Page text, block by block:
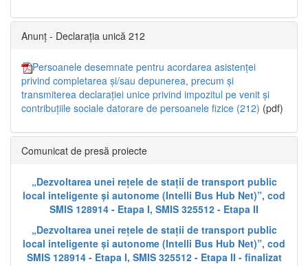
Anunț - Declarația unică 212
Persoanele desemnate pentru acordarea asistenței
privind completarea și/sau depunerea, precum și
transmiterea declarației unice privind impozitul pe venit și
contribuțiile sociale datorare de persoanele fizice (212) (pdf)
Comunicat de presă proiecte
„Dezvoltarea unei rețele de stații de transport public
local inteligente și autonome (Intelli Bus Hub Net)”, cod
SMIS 128914 - Etapa I, SMIS 325512 - Etapa II
„Dezvoltarea unei rețele de stații de transport public
local inteligente și autonome (Intelli Bus Hub Net)”, cod
SMIS 128914 - Etapa I, SMIS 325512 - Etapa II - finalizat